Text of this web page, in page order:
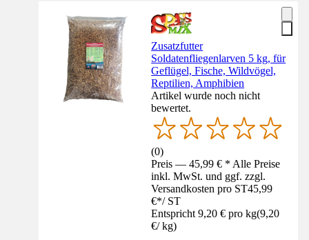
Zusatzfutter
Soldatenfliegenlarven 5 kg, für
Geflügel, Fische, Wildvögel,
Reptilien, Amphibien
Artikel wurde noch nicht
bewertet.
(0)
Preis — 45,99 € * Alle Preise
inkl. MwSt. und ggf. zzgl.
Versandkosten pro ST45,99
€*/ ST
Entspricht 9,20 € pro kg(9,20
€/ kg)